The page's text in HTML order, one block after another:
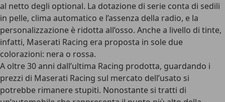
al netto degli optional. La dotazione di serie conta di sedili
in pelle, clima automatico e l’assenza della radio, e la
personalizzazione è ridotta all’osso. Anche a livello di tinte,
infatti, Maserati Racing era proposta in sole due
colorazioni: nera o rossa.
A oltre 30 anni dall’ultima Racing prodotta, guardando i
prezzi di Maserati Racing sul mercato dell’usato si
potrebbe rimanere stupiti. Nonostante si tratti di